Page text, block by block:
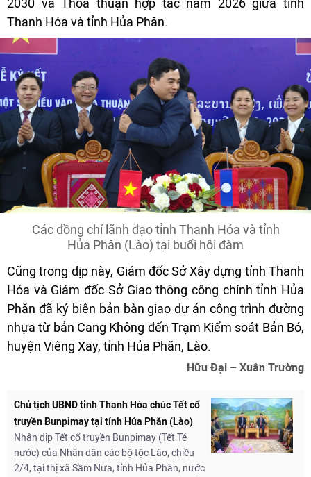
2030 và Thỏa thuận hợp tác năm 2026 giữa tỉnh
Thanh Hóa và tỉnh Hủa Phăn.
Các đồng chí lãnh đạo tỉnh Thanh Hóa và tỉnh
Hủa Phăn (Lào) tại buổi hội đàm
Cũng trong dịp này, Giám đốc Sở Xây dựng tỉnh Thanh
Hóa và Giám đốc Sở Giao thông công chính tỉnh Hủa
Phăn đã ký biên bản bàn giao dự án công trình đường
nhựa từ bản Cang Không đến Trạm Kiểm soát Bản Bó,
huyện Viêng Xay, tỉnh Hủa Phăn, Lào.
Hữu Đại – Xuân Trường
Chủ tịch UBND tỉnh Thanh Hóa chúc Tết cổ
truyền Bunpimay tại tỉnh Hủa Phăn (Lào)
Nhân dịp Tết cổ truyền Bunpimay (Tết Té
nước) của Nhân dân các bộ tộc Lào, chiều
2/4, tại thị xã Sầm Nưa, tỉnh Hủa Phăn, nước